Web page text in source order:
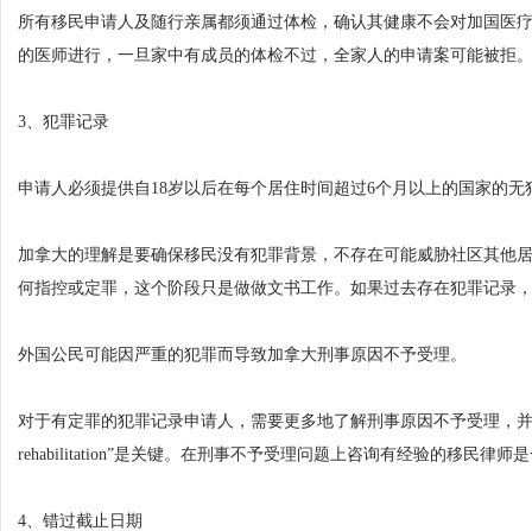
所有移民申请人及随行亲属都须通过体检，确认其健康不会对加国医
的医师进行，一旦家中有成员的体检不过，全家人的申请案可能被拒。
3、犯罪记录
申请人必须提供自18岁以后在每个居住时间超过6个月以上的国家的无
加拿大的理解是要确保移民没有犯罪背景，不存在可能威胁社区其他
何指控或定罪，这个阶段只是做做文书工作。如果过去存在犯罪记录
外国公民可能因严重的犯罪而导致加拿大刑事原因不予受理。
对于有定罪的犯罪记录申请人，需要更多地了解刑事原因不予受理，并
rehabilitation”是关键。在刑事不予受理问题上咨询有经验的移民律师
4、错过截止日期